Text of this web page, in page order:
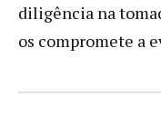
diligência na
os compromete a